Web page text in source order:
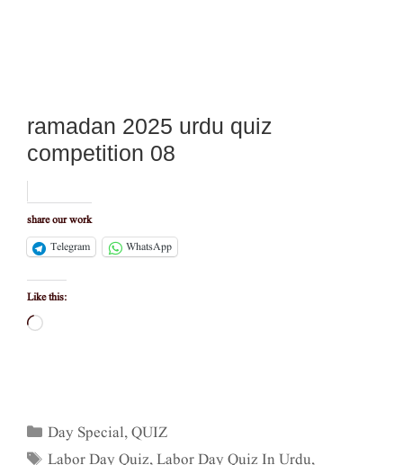
ramadan 2025 urdu quiz
competition 08
share our work
Telegram
WhatsApp
Like this:
Loading…
Categories
Day Special,QUIZ
Tags
Labor Day Quiz,Labor Day Quiz In Urdu,